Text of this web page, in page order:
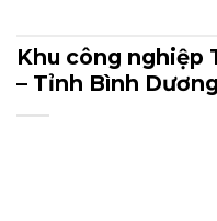
Khu công nghiệp
– Tỉnh Bình Dương